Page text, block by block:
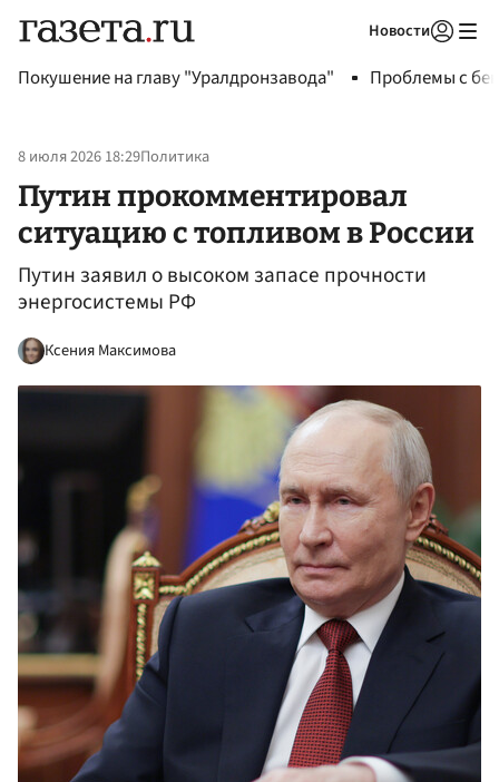
Новости
Покушение на главу "Уралдронзавода" Проблемы с
8 июля 2026 18:29Политика
Путин прокомментировал
ситуацию с топливом в России
Путин заявил о высоком запасе прочности
энергосистемы РФ
Ксения Максимова